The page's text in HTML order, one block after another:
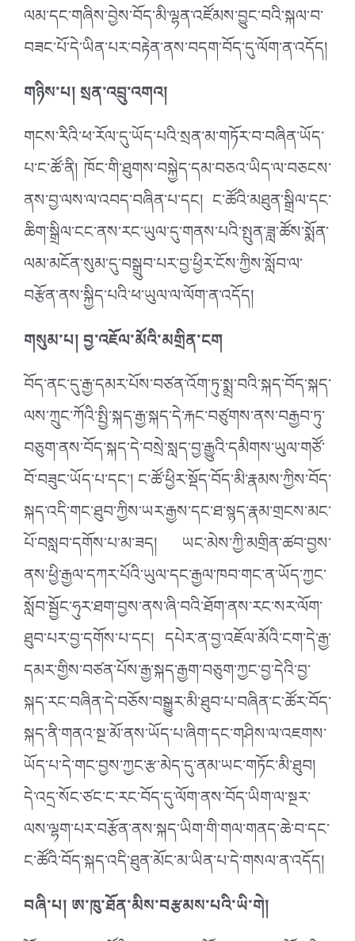
ལམ་དང་གཞིས་བྱེས་བོད་མི་ལྷན་འཛོམས་བྱུང་བའི་སྐལ་བ་
བཟང་པོ་དེ་ཡིན་པར་བརྟེན་ནས་བདག་བོད་དུ་ལོག་ན་འདོད།
གཉིས་པ། སྲན་འབྲུ་འགའ།
གངས་རིའི་ཕ་རོལ་དུ་ཡོད་པའི་སྲན་མ་གཏོར་བ་བཞིན་ཡོད་
པ་ང་ཚོ་ནི། ཁོང་གི་ཐུགས་བསྐྱེད་དམ་བཅའ་ཡིད་ལ་བཅངས་
ནས་བྱ་ལས་ལ་འབད་བཞིན་པ་དང། ང་ཚོའི་མཐུན་སྒྲིལ་དང་
ཆིག་སྒྲིལ་ངང་ནས་རང་ཡུལ་དུ་གནས་པའི་སྤུན་ཟླ་ཚོས་སྨོན་
ལམ་མངོན་སུམ་དུ་བསྒྲུབ་པར་བྱ་ཕྱིར་ངོས་ཀྱིས་སློབ་ལ་
བརྩོན་ནས་སྐྱིད་པའི་ཕ་ཡུལ་ལ་ལོག་ན་འདོད།
གསུམ་པ། བྱ་འཇོལ་མོའི་མགྲིན་ངག
བོད་ནང་དུ་རྒྱ་དམར་པོས་བཙན་འོག་ཏུ་སྨྲ་བའི་སྐད་བོད་སྐད་
ལས་ཀྲུང་ཀོའི་སྤྱི་སྐད་རྒྱ་སྐད་དེ་རྐང་བཙུགས་ནས་བརྒྱབ་ཏུ་
བཅུག་ནས་བོད་སྐད་དེ་བསྲེ་སླད་བྱ་རྒྱུའི་དམིགས་ཡུལ་གཙོ་
བོ་བཟུང་ཡོད་པ་དང་། ང་ཚོ་ཕྱིར་སྡོད་བོད་མི་རྣམས་ཀྱིས་བོད་
སྐད་འདི་གང་ཐུབ་ཀྱིས་ཡར་རྒྱས་དང་ཐ་སྙད་རྣམ་གྲངས་མང་
པོ་བསླབ་དགོས་པ་མ་ཟད། ཡང་མེས་ཀྱི་མགྲིན་ཚབ་བྱས་
ནས་ཕྱི་རྒྱལ་དཀར་པོའི་ཡུལ་དང་རྒྱལ་ཁབ་གང་ན་ཡོད་ཀྱང་
སློབ་སྦྱོང་ཧུར་ཐག་བྱས་ནས་ཞི་བའི་ཐོག་ནས་རང་སར་ལོག་
ཐུབ་པར་བྱ་དགོས་པ་དང། དཔེར་ན་བྱ་འཇོལ་མོའི་ངག་དེ་རྒྱ་
དམར་གྱིས་བཙན་པོས་རྒྱ་སྐད་རྒྱག་བཅུག་ཀྱང་བྱ་དེའི་བྱ་
སྐད་རང་བཞིན་དེ་བཅོས་བསྒྱུར་མི་ཐུབ་པ་བཞིན་ང་ཚོར་བོད་
སྐད་ནི་གནའ་སྔ་མོ་ནས་ཡོད་པ་ཞིག་དང་གཤིས་ལ་འཇགས་
ཡོད་པ་དེ་གང་བྱས་ཀྱང་རྩ་མེད་དུ་ནམ་ཡང་གཏོང་མི་ཐུབ།
དེ་འདྲ་སོང་ཙང་ང་རང་བོད་དུ་ལོག་ནས་བོད་ཡིག་ལ་སྔར་
ལས་ལྷག་པར་བརྩོན་ནས་སྐད་ཡིག་གི་གལ་གནད་ཆེ་བ་དང་
ང་ཚོའི་བོད་སྐད་འདི་ཐུན་མོང་མ་ཡིན་པ་དེ་གསལ་ན་འདོད།
བཞི་པ། ཨ་ཁུ་ཐོན་མིས་བརྩམས་པའི་ཡི་གེ།